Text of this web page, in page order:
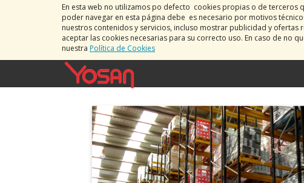
En esta web no utilizamos po defecto cookies propias o de
poder navegar en esta página debe es necesario por motivos
nuestros contenidos y servicios, incluso mostrar publicidad y
aceptar las cookies necesarias para su correcto uso. En caso de no
nuestra Política de Cookies